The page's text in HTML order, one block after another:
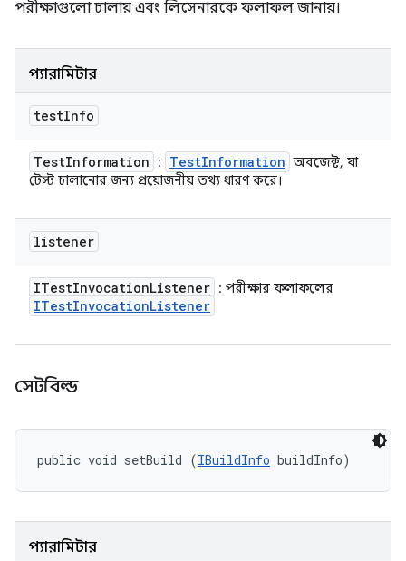
পরীক্ষাগুলো চালায় এবং লিসেনারকে ফলাফল জানায়।
প্যারামিটার
testInfo
TestInformation : TestInformation অবজেক্ট, যা
টেস্ট চালানোর জন্য প্রয়োজনীয় তথ্য ধারণ করে।
listener
ITestInvocationListener : পরীক্ষার ফলাফলের
ITestInvocationListener
সেটবিল্ড
public void setBuild (IBuildInfo buildInfo)
প্যারামিটার